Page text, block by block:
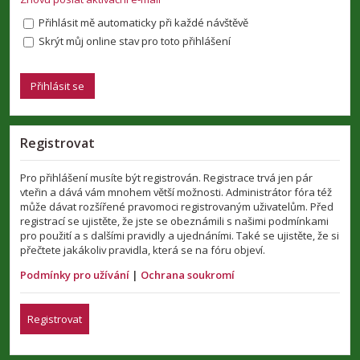
Přihlásit mě automaticky při každé návštěvě
Skrýt můj online stav pro toto přihlášení
Registrovat
Pro přihlášení musíte být registrován. Registrace trvá jen pár
vteřin a dává vám mnohem větší možnosti. Administrátor fóra též
může dávat rozšířené pravomoci registrovaným uživatelům. Před
registrací se ujistěte, že jste se obeznámili s našimi podmínkami
pro použití a s dalšími pravidly a ujednáními. Také se ujistěte, že si
přečtete jakákoliv pravidla, která se na fóru objeví.
Podmínky pro užívání | Ochrana soukromí
Registrovat